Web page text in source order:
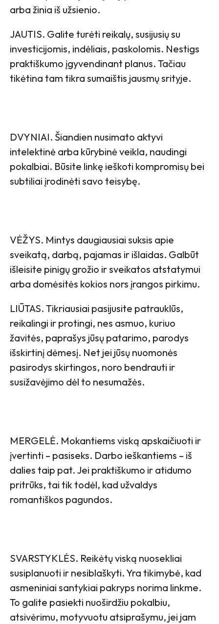
arba žinia iš užsienio.
JAUTIS. Galite turėti reikalų, susijusių su
investicijomis, indėliais, paskolomis. Nestigs
praktiškumo įgyvendinant planus. Tačiau
tikėtina tam tikra sumaištis jausmų srityje.
DVYNIAI. Šiandien nusimato aktyvi
intelektinė arba kūrybinė veikla, naudingi
pokalbiai. Būsite linkę ieškoti kompromisų bei
subtiliai įrodinėti savo teisybę.
VĖŽYS. Mintys daugiausiai suksis apie
sveikatą, darbą, pajamas ir išlaidas. Galbūt
išleisite pinigų grožio ir sveikatos atstatymui
arba domėsitės kokios nors įrangos pirkimu.
LIŪTAS. Tikriausiai pasijusite patrauklūs,
reikalingi ir protingi, nes asmuo, kuriuo
žavitės, paprašys jūsų patarimo, parodys
išskirtinį dėmesį. Net jei jūsų nuomonės
pasirodys skirtingos, noro bendrauti ir
susižavėjimo dėl to nesumažės.
MERGELĖ. Mokantiems viską apskaičiuoti ir
įvertinti – pasiseks. Darbo ieškantiems – iš
dalies taip pat. Jei praktiškumo ir atidumo
pritrūks, tai tik todėl, kad užvaldys
romantiškos pagundos.
SVARSTYKLĖS. Reikėtų viską nuosekliai
susiplanuoti ir nesiblaškyti. Yra tikimybė, kad
asmeniniai santykiai pakryps norima linkme.
To galite pasiekti nuoširdžiu pokalbiu,
atsivėrimu, motyvuotu atsiprašymu, jei jam